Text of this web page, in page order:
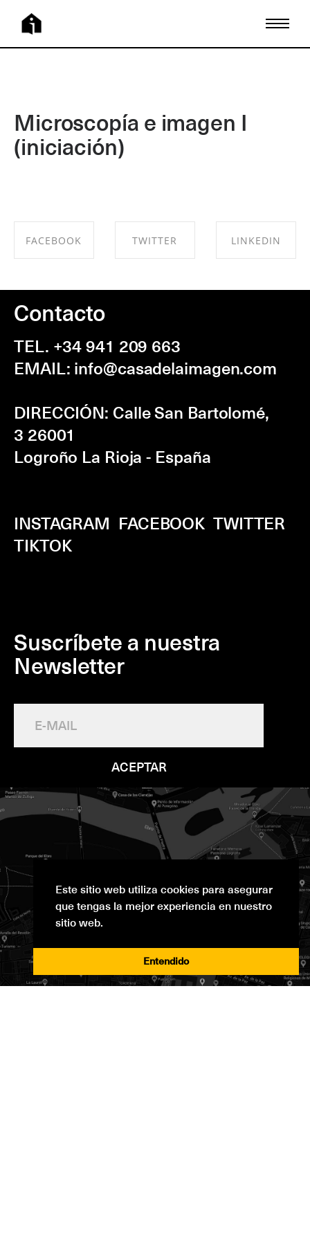
Microscopía e imagen I
(iniciación)
FACEBOOK
FACEBOOK
TWITTER LINKEDIN
Contacto
TEL. +34 941 209 663
EMAIL: info@casadelaimagen.com
DIRECCIÓN: Calle San Bartolomé,
3 26001
Logroño La Rioja - España
INSTAGRAM FACEBOOK TWITTER
TIKTOK
Suscríbete a nuestra
Newsletter
ACEPTAR
Este sitio web utiliza cookies para asegurar
que tengas la mejor experiencia en nuestro
sitio web.
Entendido